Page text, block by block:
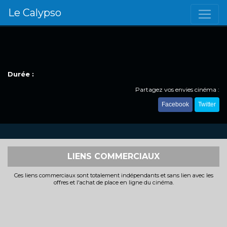
Le Calypso
Durée :
Partagez vos envies cinéma :
Facebook Twitter
LIENS COMMERCIAUX
Ces liens commerciaux sont totalement indépendants et sans lien avec les
offres et l'achat de place en ligne du cinéma.